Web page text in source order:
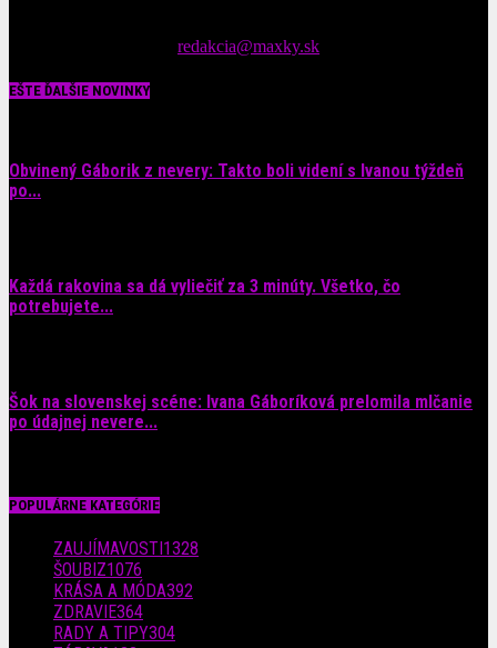
redakcia@maxky.sk
EŠTE ĎALŠIE NOVINKY
Obvinený Gáborik z nevery: Takto boli videní s Ivanou týždeň
po...
Každá rakovina sa dá vyliečiť za 3 minúty. Všetko, čo
potrebujete...
Šok na slovenskej scéne: Ivana Gáboríková prelomila mlčanie
po údajnej nevere...
POPULÁRNE KATEGÓRIE
ZAUJÍMAVOSTI1328
ŠOUBIZ1076
KRÁSA A MÓDA392
ZDRAVIE364
RADY A TIPY304